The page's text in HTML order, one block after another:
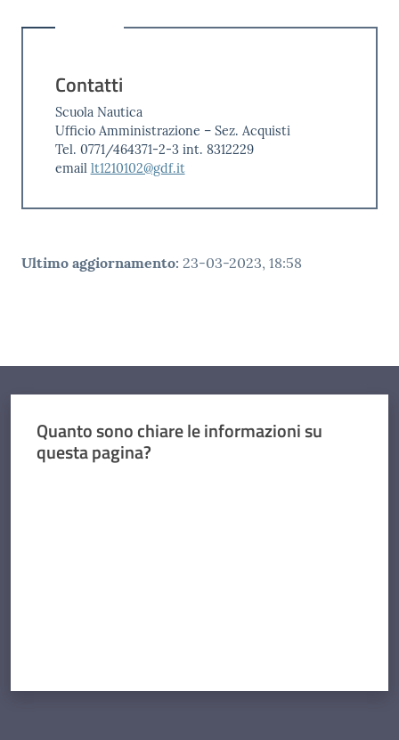
Contatti
Scuola Nautica
Ufficio Amministrazione – Sez. Acquisti
Tel. 0771/464371-2-3 int. 8312229
email lt1210102@gdf.it
Ultimo aggiornamento: 23-03-2023, 18:58
Quanto sono chiare le informazioni su
questa pagina?